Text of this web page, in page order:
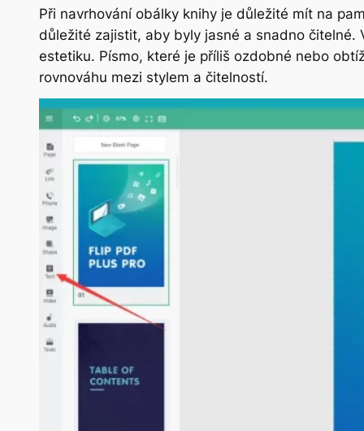
Při navrhování obálky knihy je důležité mít na
důležité zajistit, aby byly jasné a snadno
estetiku. Písmo, které je příliš ozdobné nebo
rovnováhu mezi stylem a čitelností.